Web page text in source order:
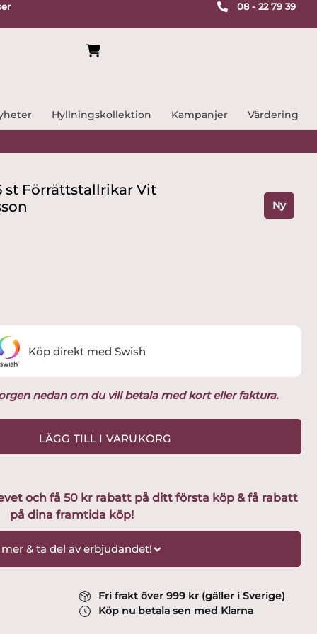
08 - 22 79 39
Hyllningskollektion Kampanjer Värdering
st Förrättstallrikar Vit
Ny
nedan om du vill betala med kort eller faktura.
LÄGG TILL I VARUKORG
Köp direkt med Swish
och få 50 kr rabatt på ditt första köp & få rabatt
på dina framtida köp!
mer & ta del av erbjudandet!
Fri frakt över 999 kr (gäller i Sverige)
Köp nu betala sen med Klarna